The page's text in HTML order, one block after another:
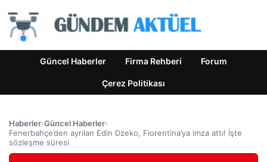
Güncel Haberler Firma Rehberi Forum
Çerez Politikası
Haberler›Güncel Haberler›
Fenerbahçe’den ayrılan Edin Dzeko, Fiorentina’ya imza attı! İşte
sözleşme süresi